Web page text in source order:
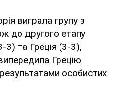
виграла групу з
до другого етапу
3) та Греція (3-3),
Грецію
особистих